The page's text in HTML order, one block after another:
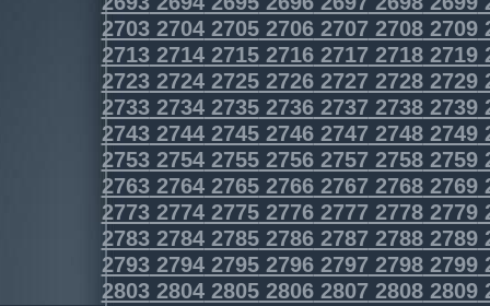
2703270427052706270727082709
2713271427152716271727182719
2723272427252726272727282729
2733273427352736273727382739
2743274427452746274727482749
2753275427552756275727582759
2763276427652766276727682769
2773277427752776277727782779
2783278427852786278727882789
2793279427952796279727982799
2803280428052806280728082809